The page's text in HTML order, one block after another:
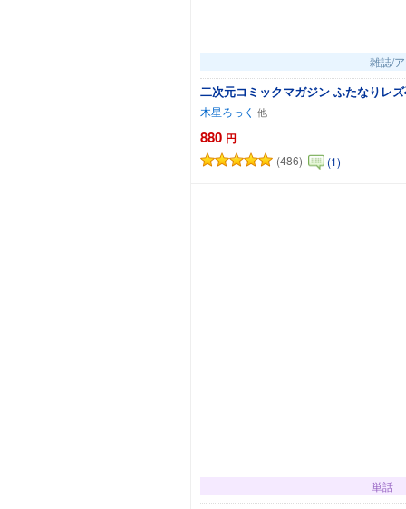
雑誌/
二次元コミックマガジン ふたなりレ
木星ろっく
880 円
(486) (1)
単話